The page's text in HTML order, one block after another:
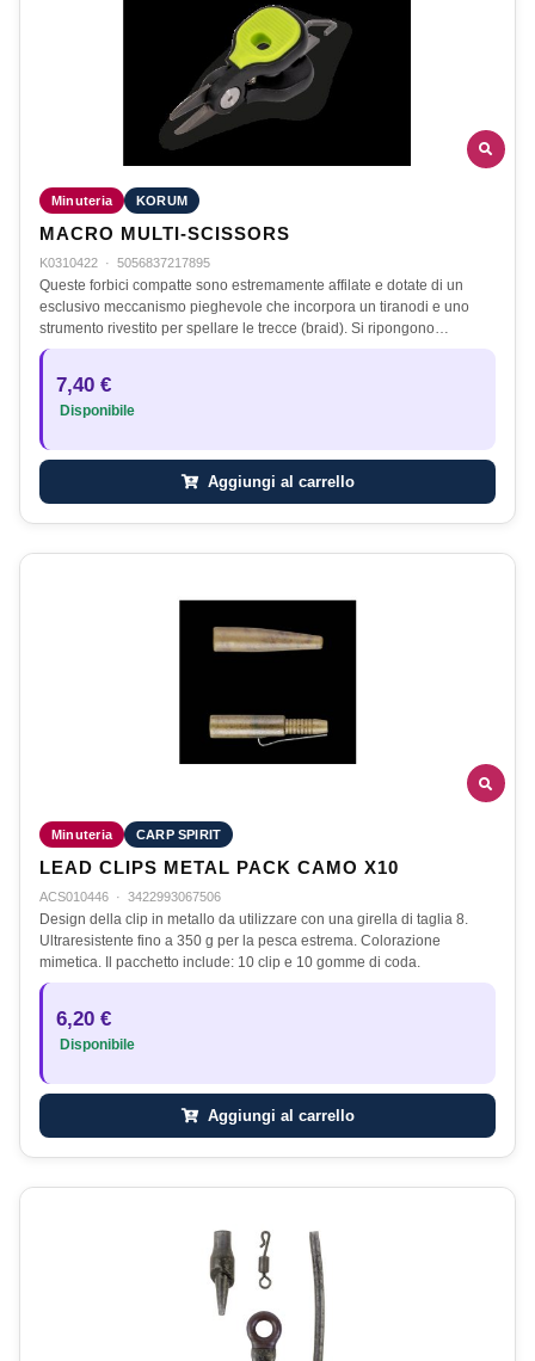
Minuteria KORUM
MACRO MULTI-SCISSORS
K0310422 · 5056837217895
Queste forbici compatte sono estremamente affilate e dotate di un
esclusivo meccanismo pieghevole che incorpora un tiranodi e uno
strumento rivestito per spellare le trecce (braid). Si ripongono…
7,40 €
Disponibile
Aggiungi al carrello
Minuteria CARP SPIRIT
LEAD CLIPS METAL PACK CAMO X10
ACS010446 · 3422993067506
Design della clip in metallo da utilizzare con una girella di taglia 8.
Ultraresistente fino a 350 g per la pesca estrema. Colorazione
mimetica. Il pacchetto include: 10 clip e 10 gomme di coda.
6,20 €
Disponibile
Aggiungi al carrello